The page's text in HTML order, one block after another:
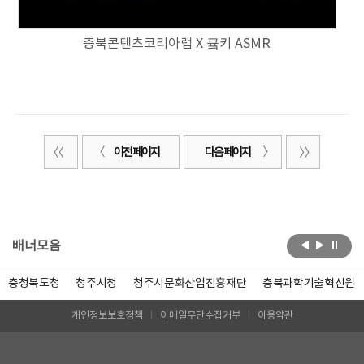
충북콘텐츠코리아랩 X 큨키 ASMR
이전 페이지 다음 페이지
배너모음
충청북도청 청주시청 청주시문화산업진흥재단 충북과학기술혁신원
개인정보보호정책 이메일무단수집거부 이용약관